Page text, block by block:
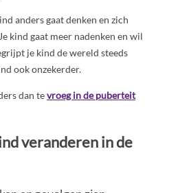
anders gaat denken en zich
kind gaat meer nadenken en wil
je kind de wereld steeds
ook onzekerder.
dan tevroeg in de puberteit
veranderen in de